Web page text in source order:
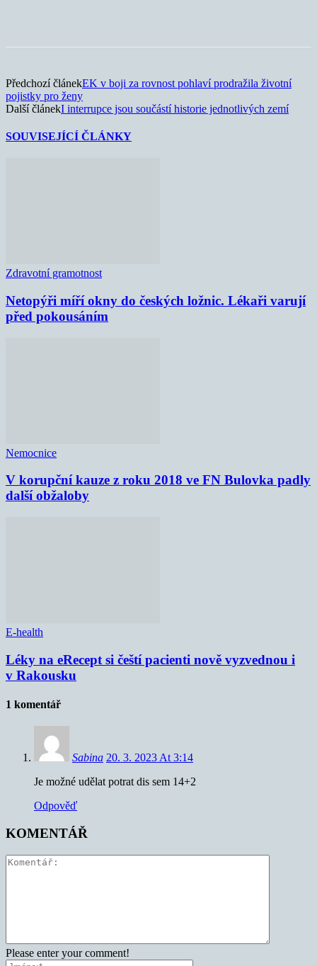
Předchozí článekEK v boji za rovnost pohlaví prodražila životní
pojistky pro ženy
Další článekI interrupce jsou součástí historie jednotlivých zemí
SOUVISEJÍCÍ ČLÁNKY
Zdravotní gramotnost
Netopýři míří okny do českých ložnic. Lékaři varují
před pokousáním
Nemocnice
V korupční kauze z roku 2018 ve FN Bulovka padly
další obžaloby
E-health
Léky na eRecept si čeští pacienti nově vyzvednou i
v Rakousku
1 komentář
Sabina 20. 3. 2023 At 3:14
Je možné udělat potrat dis sem 14+2
Odpověď
KOMENTÁŘ
Please enter your comment!